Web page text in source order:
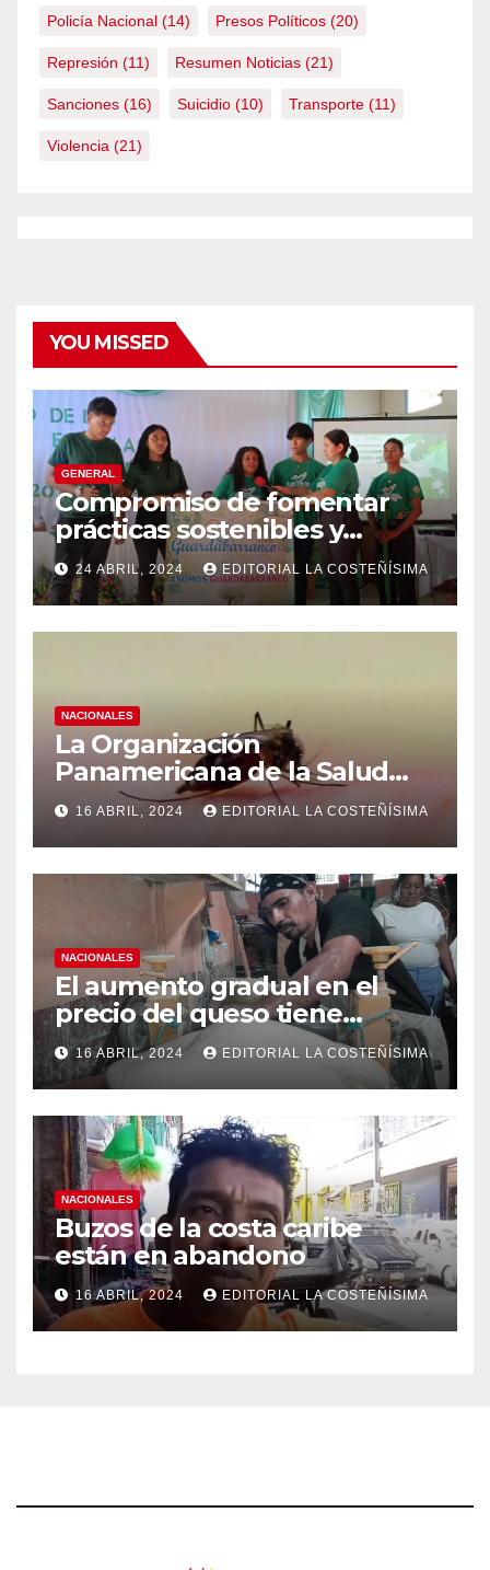
Policía Nacional (14) Presos Políticos (20)
Represión (11) Resumen Noticias (21)
Sanciones (16) Suicidio (10) Transporte (11)
Violencia (21)
YOU MISSED
GENERAL
Compromiso de fomentar
prácticas sostenibles y
conciencia ecológica en las
instituciones educativas
24 ABRIL, 2024 EDITORIAL LA COSTEÑÍSIMA
NACIONALES
La Organización
Panamericana de la Salud
(OPS), recomienda reforzar
medidas ante el aumento de
casos de dengue
16 ABRIL, 2024 EDITORIAL LA COSTEÑÍSIMA
NACIONALES
El aumento gradual en el
precio del queso tiene
efectos a las Panaderias
16 ABRIL, 2024 EDITORIAL LA COSTEÑÍSIMA
NACIONALES
Buzos de la costa caribe
están en abandono
16 ABRIL, 2024 EDITORIAL LA COSTEÑÍSIMA